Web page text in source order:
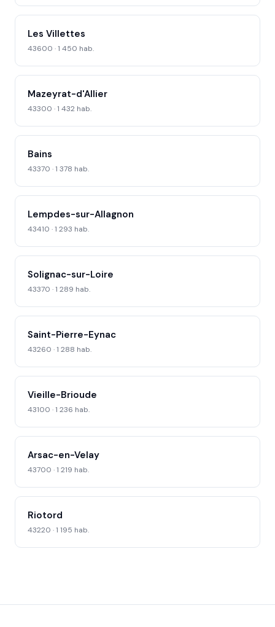
Les Villettes
43600 · 1 450 hab.
Mazeyrat-d'Allier
43300 · 1 432 hab.
Bains
43370 · 1 378 hab.
Lempdes-sur-Allagnon
43410 · 1 293 hab.
Solignac-sur-Loire
43370 · 1 289 hab.
Saint-Pierre-Eynac
43260 · 1 288 hab.
Vieille-Brioude
43100 · 1 236 hab.
Arsac-en-Velay
43700 · 1 219 hab.
Riotord
43220 · 1 195 hab.